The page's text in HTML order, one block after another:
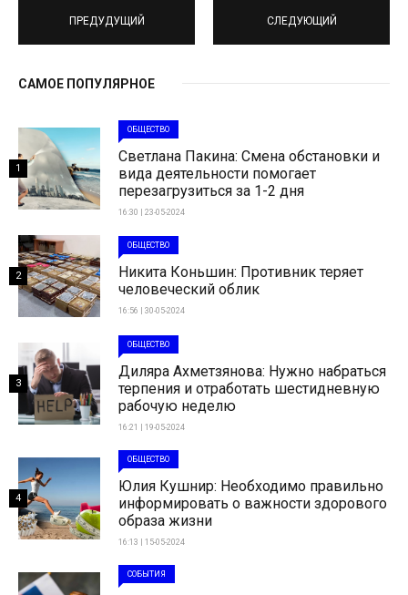
ПРЕДУДУЩИЙ СЛЕДУЮЩИЙ
САМОЕ ПОПУЛЯРНОЕ
ОБЩЕСТВО
Светлана Пакина: Смена обстановки и
вида деятельности помогает
перезагрузиться за 1-2 дня
16:30 | 23-05-2024
1
ОБЩЕСТВО
Никита Коньшин: Противник теряет
человеческий облик
16:56 | 30-05-2024
2
ОБЩЕСТВО
Диляра Ахметзянова: Нужно набраться
терпения и отработать шестидневную
рабочую неделю
16:21 | 19-05-2024
3
ОБЩЕСТВО
Юлия Кушнир: Необходимо правильно
информировать о важности здорового
образа жизни
16:13 | 15-05-2024
4
СОБЫТИЯ